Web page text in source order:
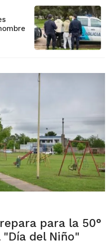
para la 50°
del Niño"